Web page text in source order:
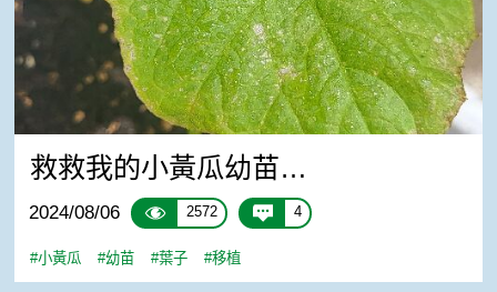
救救我的小黃瓜幼苗…
2024/08/06 2572 4
#小黃瓜 #幼苗 #葉子 #移植